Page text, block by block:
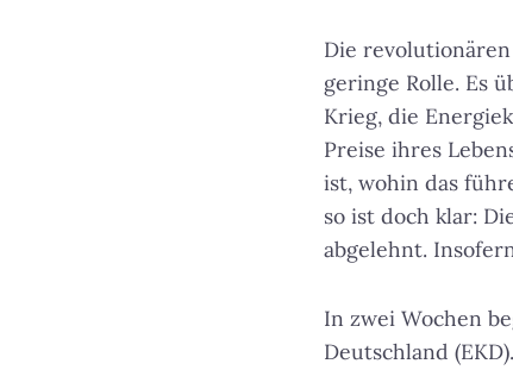
Die
geringe Rolle. Es
Krieg, die
Preise ihres
ist, wohin das
so ist doch klar:
abgelehnt.
In zwei Wochen
Deutschland